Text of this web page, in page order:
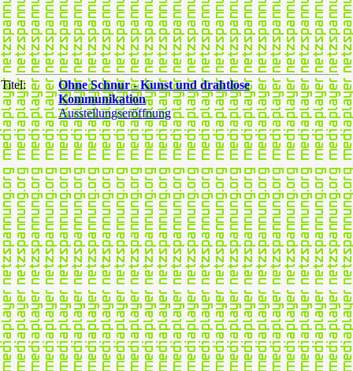
Titel:
Ohne Schnur - Kunst und drahtlose
Kommunikation
Ausstellungseröffnung